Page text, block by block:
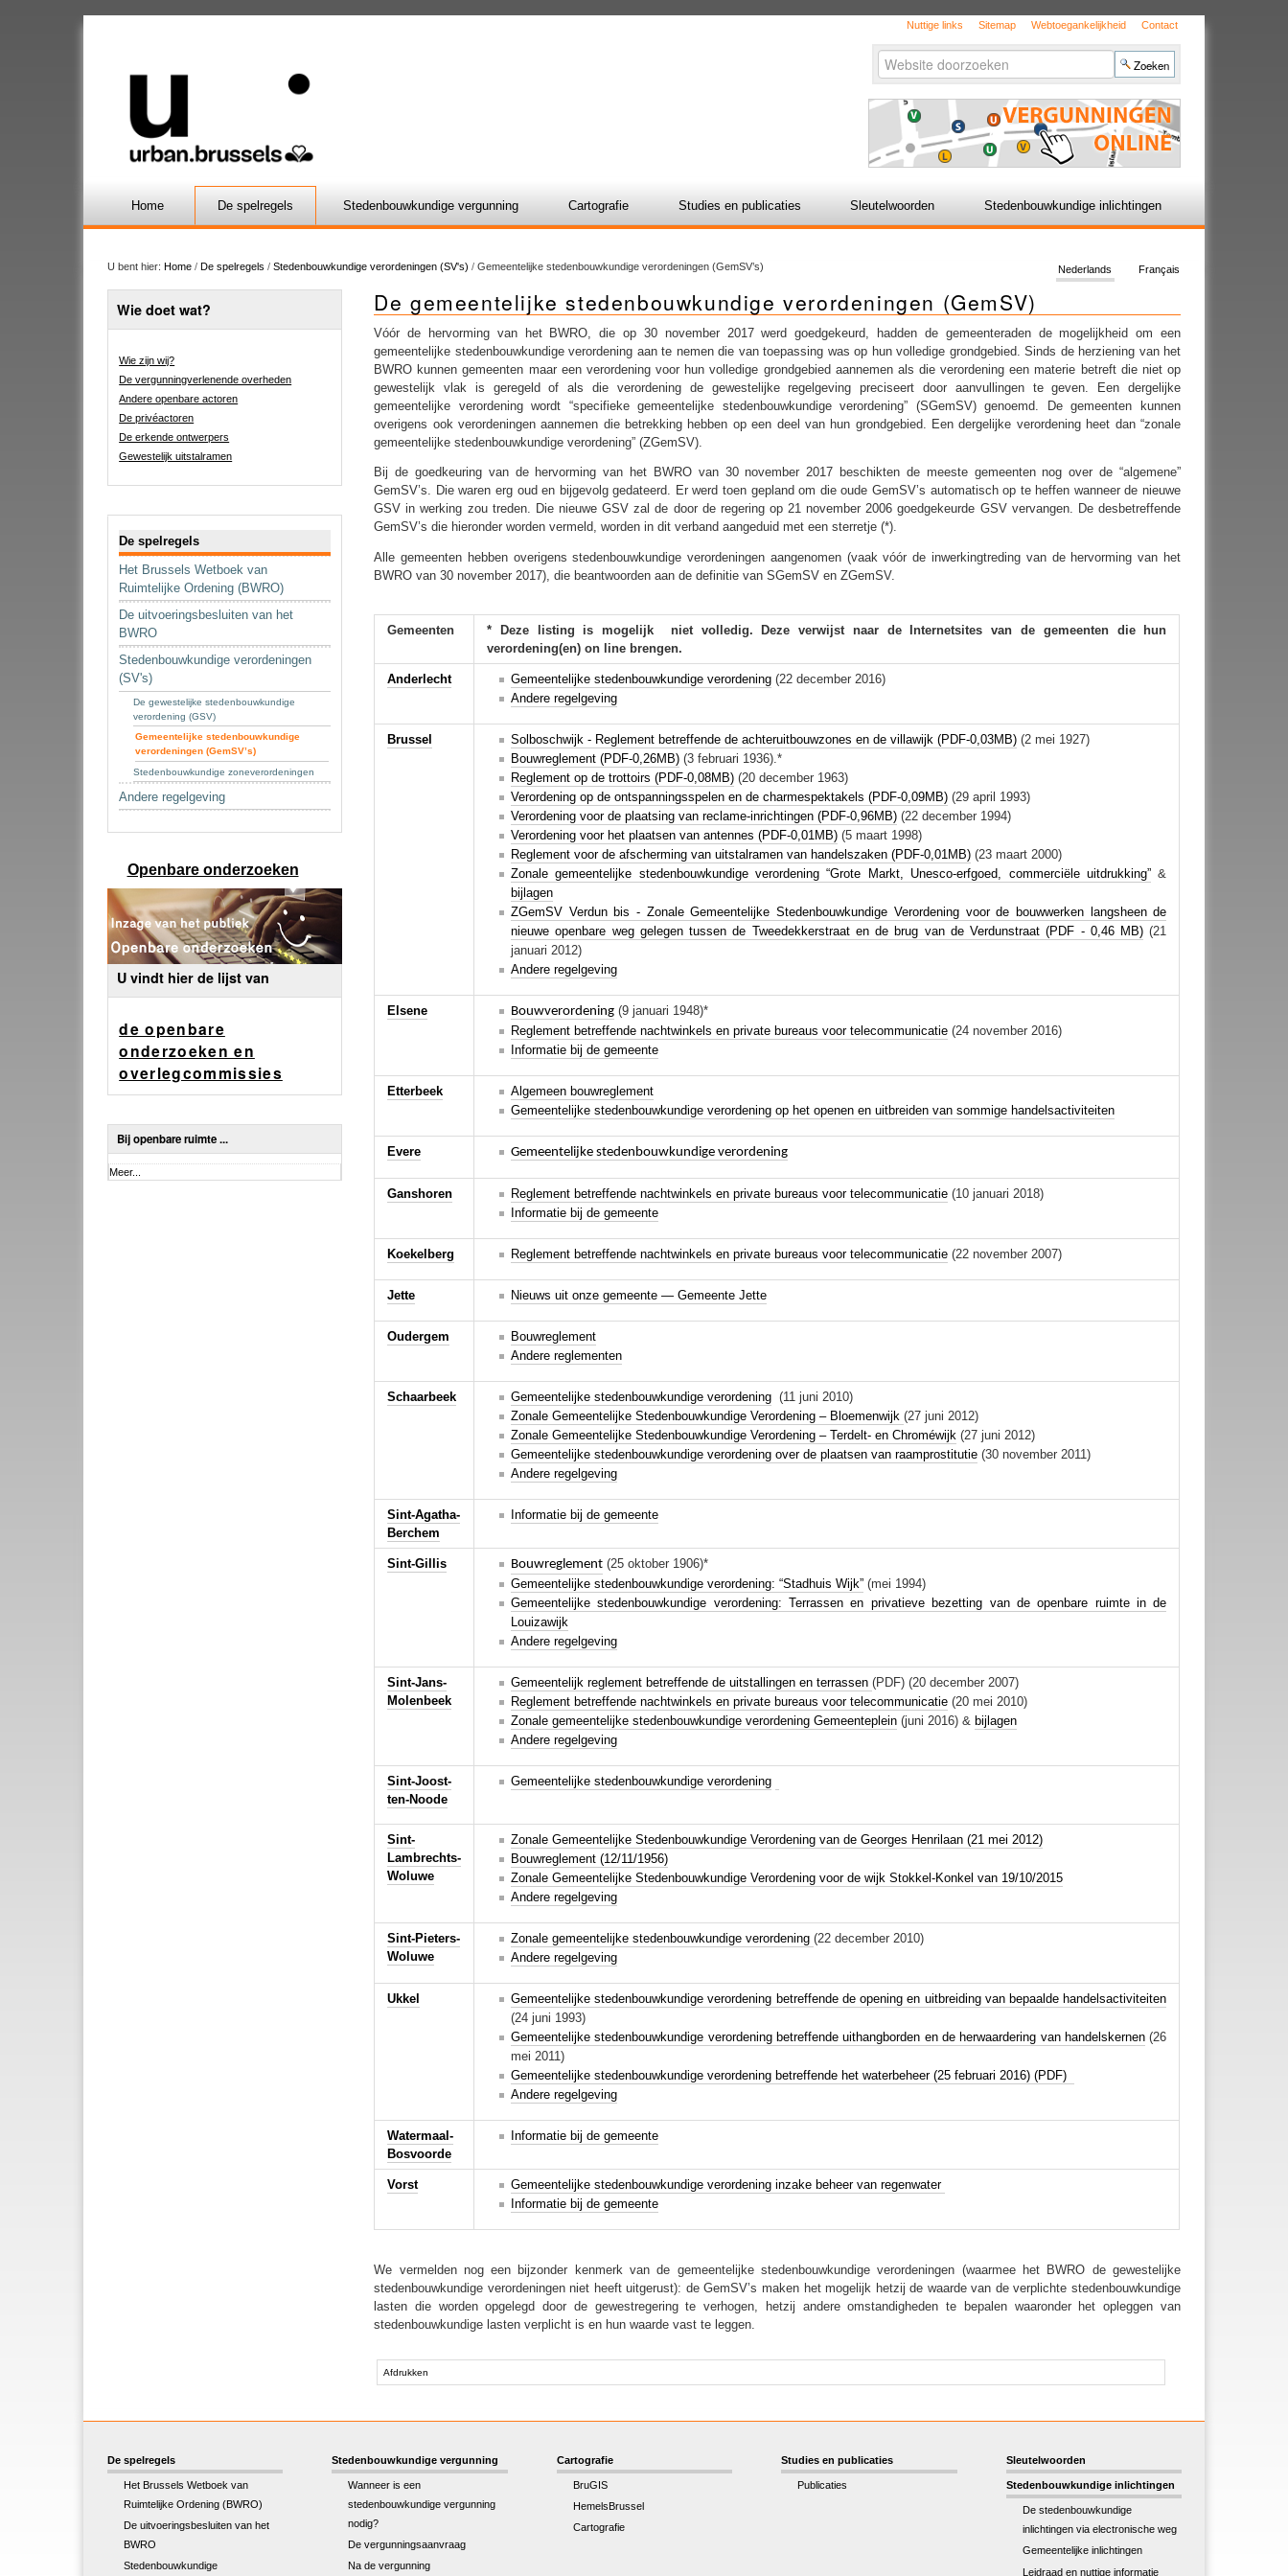
Nuttige links Sitemap Webtoegankelijkheid Contact
Zoek
zoeken...
Home De spelregels Stedenbouwkundige vergunning Cartografie Studies en publicaties Sleutelwoorden Stedenbouwkundige inlichtingen
U bent hier: Home / De spelregels / Stedenbouwkundige verordeningen (SV's) / Gemeentelijke stedenbouwkundige verordeningen (GemSV’s) Français
Nederlands
Wie doet wat?
Wie zijn wij?
De vergunningverlenende overheden
Andere openbare actoren
De privéactoren
De erkende ontwerpers
Gewestelijk uitstalramen
De spelregels
Het Brussels Wetboek van
Ruimtelijke Ordening (BWRO)
De uitvoeringsbesluiten van het
BWRO
Stedenbouwkundige verordeningen
(SV's)
De gewestelijke stedenbouwkundige
verordening (GSV)
Gemeentelijke stedenbouwkundige
verordeningen (GemSV’s)
Stedenbouwkundige zoneverordeningen
Andere regelgeving
Openbare onderzoeken
U vindt hier de lijst van
de openbare
onderzoeken en
overlegcommissies
Bij openbare ruimte ...
Bij
Meer...
De gemeentelijke stedenbouwkundige verordeningen (GemSV)
Vóór de hervorming van het BWRO, die op 30 november 2017 werd goedgekeurd, hadden de gemeenteraden de mogelijkheid om een
gemeentelijke stedenbouwkundige verordening aan te nemen die van toepassing was op hun volledige grondgebied. Sinds de herziening van het
BWRO kunnen gemeenten maar een verordening voor hun volledige grondgebied aannemen als die verordening een materie betreft die niet op
gewestelijk vlak is geregeld of als die verordening de gewestelijke regelgeving preciseert door aanvullingen te geven. Een dergelijke
gemeentelijke verordening wordt “specifieke gemeentelijke stedenbouwkundige verordening” (SGemSV) genoemd. De gemeenten kunnen
overigens ook verordeningen aannemen die betrekking hebben op een deel van hun grondgebied. Een dergelijke verordening heet dan “zonale
gemeentelijke stedenbouwkundige verordening” (ZGemSV).
Bij de goedkeuring van de hervorming van het BWRO van 30 november 2017 beschikten de meeste gemeenten nog over de “algemene”
GemSV’s. Die waren erg oud en bijgevolg gedateerd. Er werd toen gepland om die oude GemSV’s automatisch op te heffen wanneer de nieuwe
GSV in werking zou treden. Die nieuwe GSV zal de door de regering op 21 november 2006 goedgekeurde GSV vervangen. De desbetreffende
GemSV’s die hieronder worden vermeld, worden in dit verband aangeduid met een sterretje (*).
Alle gemeenten hebben overigens stedenbouwkundige verordeningen aangenomen (vaak vóór de inwerkingtreding van de hervorming van het
BWRO van 30 november 2017), die beantwoorden aan de definitie van SGemSV en ZGemSV.
Gemeenten
* Deze listing is mogelijk niet volledig. Deze verwijst naar de Internetsites van de gemeenten die hun
verordening(en) on line brengen.
Anderlecht Gemeentelijke stedenbouwkundige verordening(22 december 2016)
Andere regelgeving
Brussel Solboschwijk - Reglement betreffende de achteruitbouwzones en de villawijk (PDF-0,03MB)(2 mei 1927)
Bouwreglement (PDF-0,26MB)(3 februari 1936).*
Reglement op de trottoirs (PDF-0,08MB)(20 december 1963)
Verordening op de ontspanningsspelen en de charmespektakels (PDF-0,09MB)(29 april 1993)
Verordening voor de plaatsing van reclame-inrichtingen (PDF-0,96MB)(22 december 1994)
Verordening voor het plaatsen van antennes (PDF-0,01MB)(5 maart 1998)
Reglement voor de afscherming van uitstalramen van handelszaken (PDF-0,01MB)(23 maart 2000)
Zonale gemeentelijke stedenbouwkundige verordening “Grote Markt, Unesco-erfgoed, commerciële uitdrukking” &
bijlagen
ZGemSV Verdun bis - Zonale Gemeentelijke Stedenbouwkundige Verordening voor de bouwwerken langsheen de
nieuwe openbare weg gelegen tussen de Tweedekkerstraat en de brug van de Verdunstraat (PDF - 0,46 MB) (21
januari 2012)
Andere regelgeving
Elsene Bouwverordening(9 januari 1948)*
Reglement betreffende nachtwinkels en private bureaus voor telecommunicatie(24 november 2016)
Informatie bij de gemeente
Etterbeek
Algemeen bouwreglement
Gemeentelijke stedenbouwkundige verordening op het openen en uitbreiden van sommige handelsactiviteiten
Evere Gemeentelijke stedenbouwkundige verordening
Ganshoren Reglement betreffende nachtwinkels en private bureaus voor telecommunicatie(10 januari 2018)
Informatie bij de gemeente
Koekelberg Reglement betreffende nachtwinkels en private bureaus voor telecommunicatie(22 november 2007)
Jette Nieuws uit onze gemeente — Gemeente Jette
Oudergem
Bouwreglement
Andere reglementen
Schaarbeek Gemeentelijke stedenbouwkundige verordening(11 juni 2010)
Zonale Gemeentelijke Stedenbouwkundige Verordening – Bloemenwijk (27 juni 2012)
Zonale Gemeentelijke Stedenbouwkundige Verordening – Terdelt- en Chroméwijk(27 juni 2012)
Gemeentelijke stedenbouwkundige verordening over de plaatsen van raamprostitutie(30 november 2011)
Andere regelgeving
Sint-Agatha-
Berchem
Informatie bij de gemeente
Sint-Gillis Bouwreglement(25 oktober 1906)*
Gemeentelijke stedenbouwkundige verordening: “Stadhuis Wijk”(mei 1994)
Gemeentelijke stedenbouwkundige verordening: Terrassen en privatieve bezetting van de openbare ruimte in de
Louizawijk
Andere regelgeving
Sint-Jans-
Molenbeek
Gemeentelijk reglement betreffende de uitstallingen en terrassen (PDF) (20 december 2007)
Reglement betreffende nachtwinkels en private bureaus voor telecommunicatie(20 mei 2010)
Zonale gemeentelijke stedenbouwkundige verordening Gemeenteplein(juni 2016) & bijlagen
Andere regelgeving
Sint-Joost-
ten-Noode
Gemeentelijke stedenbouwkundige verordening
Sint-
Lambrechts-
Woluwe
Zonale Gemeentelijke Stedenbouwkundige Verordening van de Georges Henrilaan (21 mei 2012)
Bouwreglement (12/11/1956)
Zonale Gemeentelijke Stedenbouwkundige Verordening voor de wijk Stokkel-Konkel van 19/10/2015
Andere regelgeving
Sint-Pieters-
Woluwe
Zonale gemeentelijke stedenbouwkundige verordening (22 december 2010)
Andere regelgeving
Ukkel
Gemeentelijke stedenbouwkundige verordening betreffende de opening en uitbreiding van bepaalde handelsactiviteiten
(24 juni 1993)
Gemeentelijke stedenbouwkundige verordening betreffende uithangborden en de herwaardering van handelskernen (26
mei 2011)
Gemeentelijke stedenbouwkundige verordening betreffende het waterbeheer (25 februari 2016)(PDF)
Andere regelgeving
Watermaal-
Bosvoorde
Informatie bij de gemeente
Vorst
Gemeentelijke stedenbouwkundige verordening inzake beheer van regenwater
Informatie bij de gemeente
We vermelden nog een bijzonder kenmerk van de gemeentelijke stedenbouwkundige verordeningen (waarmee het BWRO de gewestelijke
stedenbouwkundige verordeningen niet heeft uitgerust): de GemSV’s maken het mogelijk hetzij de waarde van de verplichte stedenbouwkundige
lasten die worden opgelegd door de gewestregering te verhogen, hetzij andere omstandigheden te bepalen waaronder het opleggen van
stedenbouwkundige lasten verplicht is en hun waarde vast te leggen.
acties
Afdrukken
De spelregels
Het Brussels Wetboek van
Ruimtelijke Ordening (BWRO)
De uitvoeringsbesluiten van het
BWRO
Stedenbouwkundige
Stedenbouwkundige vergunning
Wanneer is een
stedenbouwkundige vergunning
nodig?
De vergunningsaanvraag
Na de vergunning
Cartografie
BruGIS
HemelsBrussel
Cartografie
Studies en publicaties
Publicaties
Sleutelwoorden
Stedenbouwkundige inlichtingen
De stedenbouwkundige
inlichtingen via electronische weg
Gemeentelijke inlichtingen
Leidraad en nuttige informatie